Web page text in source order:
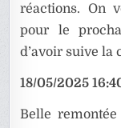
réactions. On
pour le
d’avoir suive la
18/05/2025
Belle